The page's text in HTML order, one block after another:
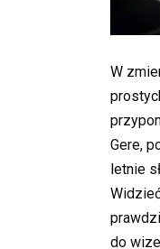
W
Gere,
letnie
do